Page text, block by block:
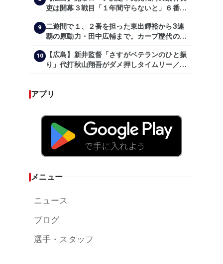
吏は開幕３戦目「１年間守らないと」６番手
9
二遊間で１、２番を担った東出輝裕から3連
覇の原動力・田中広輔まで。カープ歴代のシ
10
【広島】新井監督「さすがベテランのひと振
り」代打秋山翔吾がダメ押しタイムリー／一
アプリ
メニュー
ニュース
ブログ
選手・スタッフ